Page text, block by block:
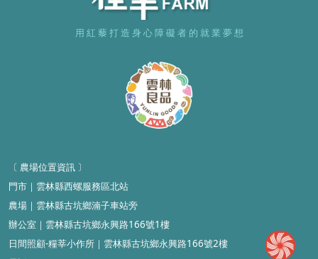
用 紅 藜 打 造 身 心 障 礙 者 的 就 業 夢 想
〔 農場位置資訊 〕
門市 ｜雲林縣西螺服務區北站
農場 ｜ 雲林縣古坑鄉湳子車站旁
辦公室 ｜ 雲林縣古坑鄉永興路166號1樓
日間照顧-糧莘小作所 ｜雲林縣古坑鄉永興路166號2樓